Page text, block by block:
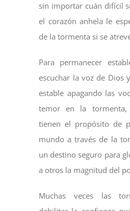
sin importar cuán difícil
el corazón anhela le
de la tormenta si se
Para permanecer
escuchar la voz de Dios
estable apagando las
temor en la tormenta,
tienen el propósito de
mundo a través de la
un destino seguro para
a otros la magnitud del
Muchas veces las